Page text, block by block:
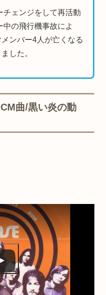
チェンジをして再活動
中の飛行機事故によ
ンバー4人が亡くなる
ました。
曲/黒い炎の動